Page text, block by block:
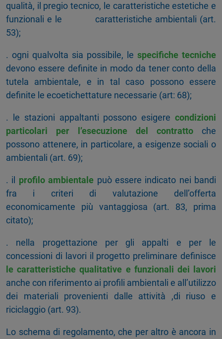
qualità, il pregio tecnico, le caratteristiche estetiche e
funzionali e le caratteristiche ambientali (art.
53);
. ogni qualvolta sia possibile, le specifiche tecniche
devono essere definite in modo da tener conto della
tutela ambientale, e in tal caso possono essere
definite le ecoetichettature necessarie (art: 68);
. le stazioni appaltanti possono esigere condizioni
particolari per l’esecuzione del contratto che
possono attenere, in particolare, a esigenze sociali o
ambientali (art. 69);
. il profilo ambientale può essere indicato nei bandi
fra i criteri di valutazione dell’offerta
economicamente più vantaggiosa (art. 83, prima
citato);
. nella progettazione per gli appalti e per le
concessioni di lavori il progetto preliminare definisce
le caratteristiche qualitative e funzionali dei lavori
anche con riferimento ai profili ambientali e all’utilizzo
dei materiali provenienti dalle attività ,di riuso e
riciclaggio (art. 93).
Lo schema di regolamento, che per altro è ancora in